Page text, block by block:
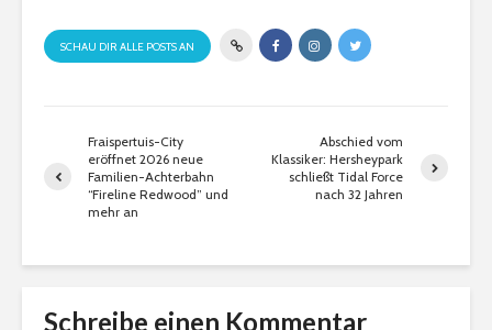
SCHAU DIR ALLE POSTS AN
Fraispertuis-City
eröffnet 2026 neue
Familien-Achterbahn
“Fireline Redwood” und
mehr an
Abschied vom
Klassiker: Hersheypark
schließt Tidal Force
nach 32 Jahren
Schreibe einen Kommentar